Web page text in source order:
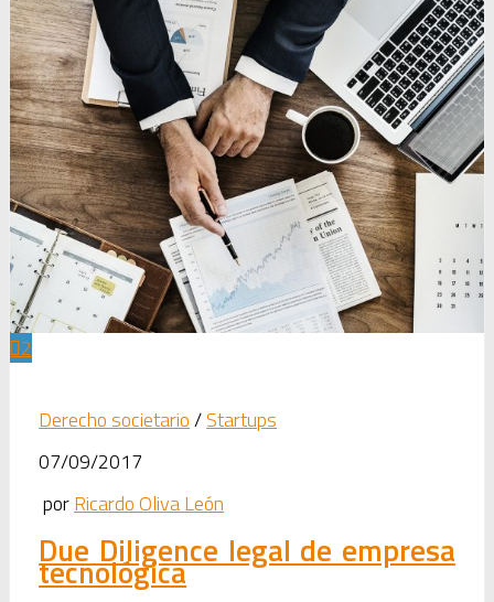
2
Derecho societario/Startups
07/09/2017
porRicardo Oliva León
Due Diligence legal de empresa
tecnológica